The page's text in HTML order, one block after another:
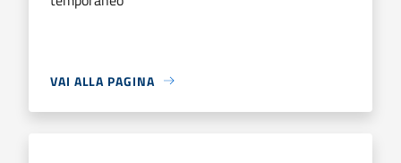
VAI ALLA PAGINA